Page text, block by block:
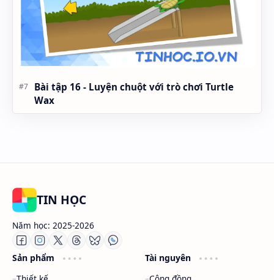
Bài tập 16 - Luyện chuột với trò chơi Turtle
Wax
TIN HỌC
Năm học: 2025-2026
Sản phẩm
Tài nguyên